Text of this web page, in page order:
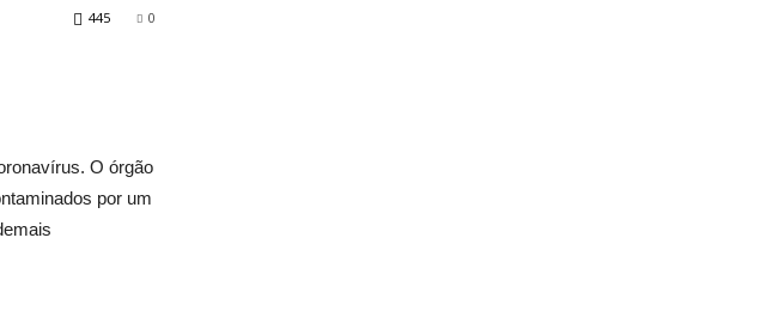
0
445
O órgão
por um